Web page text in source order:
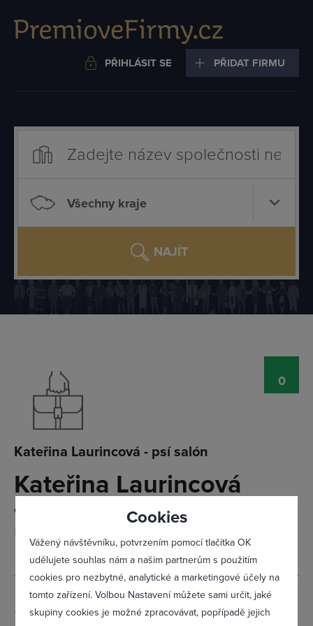
Cookies
Vážený návštěvníku, potvrzením pomocí tlačítka OK
udělujete souhlas nám a našim partnerům s použitím
cookies pro nezbytné, analytické a marketingové účely na
tomto zařízení. Volbou Nastavení můžete sami určit, jaké
skupiny cookies je možné zpracovávat, popřípadě jejich
PŘIHLÁSIT SE PŘIDAT FIRMU
Všechny kraje
NAJÍT
Kateřina Laurincová - psí salón
Kateřina Laurincová
Čsl. armády 588, Nové Strašecí - Nové Strašecí, 27101
Doporučit firmu
0
Telefon:
605 720 243
Zapomněl(a) jsem heslo